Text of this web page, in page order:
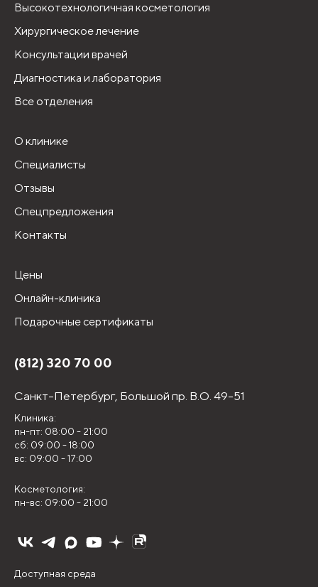
Высокотехнологичная косметология
Хирургическое лечение
Консультации врачей
Диагностика и лаборатория
Все отделения
О клинике
Специалисты
Отзывы
Спецпредложения
Контакты
Цены
Онлайн-клиника
Подарочные сертификаты
(812) 320 70 00
Санкт-Петербург, Большой пр. В.О. 49-51
Клиника:
пн-пт: 08:00 - 21:00
сб: 09:00 - 18:00
вс: 09:00 - 17:00
Косметология:
пн-вс: 09:00 - 21:00
Доступная среда